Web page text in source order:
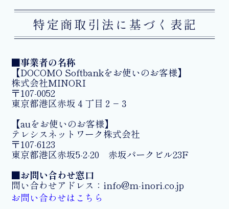
■事業者の名称
【DOCOMO Softbankをお使いのお客様】
株式会社MINORI
〒107-0052
東京都港区赤坂４丁目２−３
【auをお使いのお客様】
テレシスネットワーク株式会社
〒107-6123
東京都港区赤坂5-2-20 赤坂パークビル23F
■お問い合わせ窓口
問い合わせアドレス：info@m-inori.co.jp
お問い合わせはこちら